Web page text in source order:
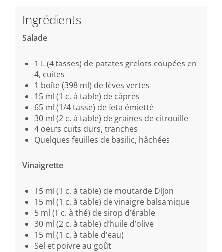
Ingrédients
Salade
1 L (4 tasses) de patates grelots coupées en
4, cuites
1 boîte (398 ml) de fèves vertes
15 ml (1 c. à table) de câpres
65 ml (1/4 tasse) de feta émietté
30 ml (2 c. à table) de graines de citrouille
4 oeufs cuits durs, tranches
Quelques feuilles de basilic, hâchées
Vinaigrette
15 ml (1 c. à table) de moutarde Dijon
15 ml (1 c. à table) de vinaigre balsamique
5 ml (1 c. à thé) de sirop d’érable
30 ml (2 c. à table) d’huile d’olive
15 ml (1 c. à table d'eau)
Sel et poivre au goût